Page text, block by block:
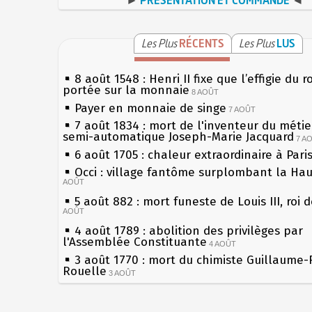
Les PlusRÉCENTS Les PlusLUS
8 août 1548 : Henri II fixe que l’effigie du
portée sur la monnaie 8 AOÛT
Payer en monnaie de singe 7 AOÛT
7 août 1834 : mort de l'inventeur du
semi-automatique Joseph-Marie Jacquard 7
6 août 1705 : chaleur extraordinaire à Paris
Occi : village fantôme surplombant la
AOÛT
5 août 882 : mort funeste de Louis III, roi
AOÛT
4 août 1789 : abolition des privilèges par
l'Assemblée Constituante 4 AOÛT
3 août 1770 : mort du chimiste Guillaume-
Rouelle 3 AOÛT
Musée Jean de La Fontaine : réouverture